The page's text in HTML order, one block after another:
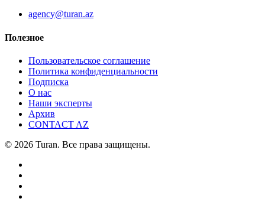
agency@turan.az
Полезное
Пользовательское соглашение
Политика конфиденциальности
Подписка
О нас
Наши эксперты
Архив
CONTACT AZ
© 2026 Turan. Все права защищены.